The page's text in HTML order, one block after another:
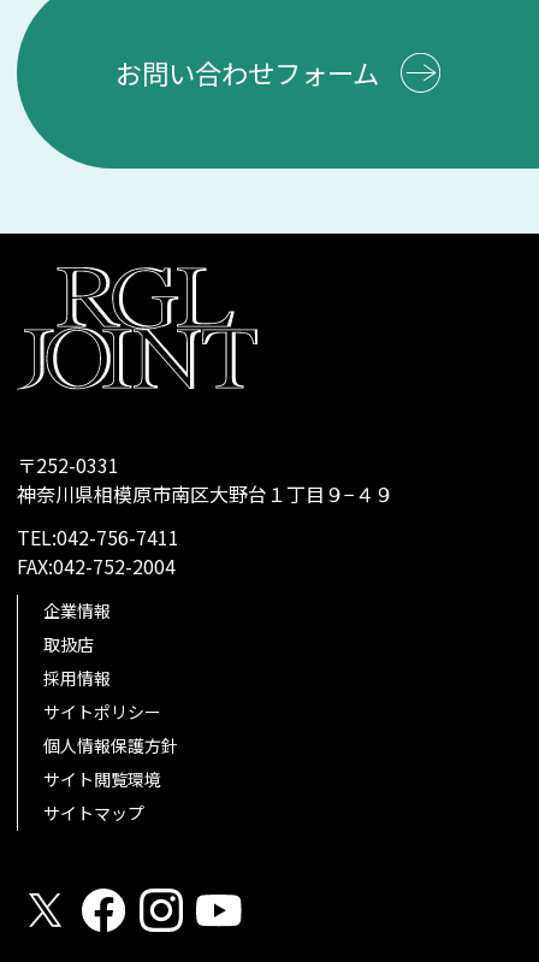
お問い合わせフォーム
〒252-0331
神奈川県相模原市南区大野台１丁目９−４９
TEL:042-756-7411
FAX:042-752-2004
企業情報
取扱店
採用情報
サイトポリシー
個人情報保護方針
サイト閲覧環境
サイトマップ